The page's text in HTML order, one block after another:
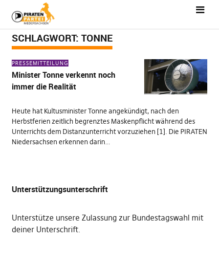
SCHLAGWORT: TONNE
PRESSEMITTEILUNG
Minister Tonne verkennt noch
immer die Realität
Heute hat Kultusminister Tonne angekündigt, nach den
Herbstferien zeitlich begrenztes Maskenpflicht während des
Unterrichts dem Distanzunterricht vorzuziehen [1]. Die PIRATEN
Niedersachsen erkennen darin…
Unterstützungsunterschrift
Unterstütze unsere Zulassung zur Bundestagswahl mit
deiner Unterschrift.